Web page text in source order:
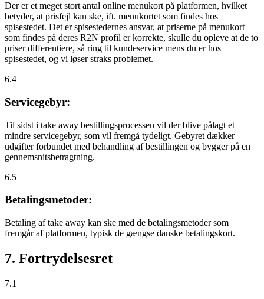
Der er et meget stort antal online menukort på platformen, hvilket
betyder, at prisfejl kan ske, ift. menukortet som findes hos
spisestedet. Det er spisestedernes ansvar, at priserne på menukort
som findes på deres R2N profil er korrekte, skulle du opleve at de to
priser differentiere, så ring til kundeservice mens du er hos
spisestedet, og vi løser straks problemet.
6.4
Servicegebyr:
Til sidst i take away bestillingsprocessen vil der blive pålagt et
mindre servicegebyr, som vil fremgå tydeligt. Gebyret dækker
udgifter forbundet med behandling af bestillingen og bygger på en
gennemsnitsbetragtning.
6.5
Betalingsmetoder:
Betaling af take away kan ske med de betalingsmetoder som
fremgår af platformen, typisk de gængse danske betalingskort.
7. Fortrydelsesret
7.1